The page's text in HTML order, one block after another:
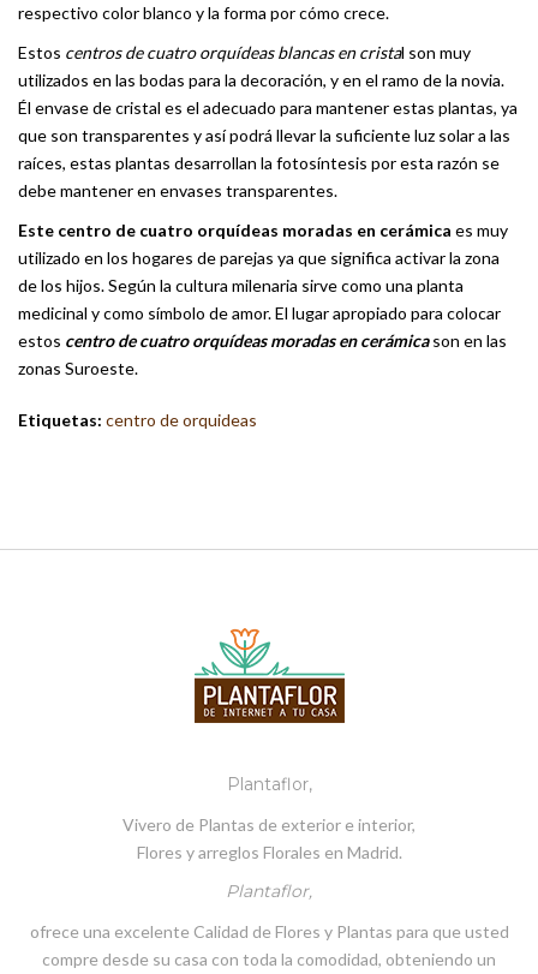
respectivo color blanco y la forma por cómo crece.
Estos centros de cuatro orquídeas blancas en cristal son muy
utilizados en las bodas para la decoración, y en el ramo de la novia.
Él envase de cristal es el adecuado para mantener estas plantas, ya
que son transparentes y así podrá llevar la suficiente luz solar a las
raíces, estas plantas desarrollan la fotosíntesis por esta razón se
debe mantener en envases transparentes.
Este centro de cuatro orquídeas moradas en cerámica es muy
utilizado en los hogares de parejas ya que significa activar la zona
de los hijos. Según la cultura milenaria sirve como una planta
medicinal y como símbolo de amor. El lugar apropiado para colocar
estos centro de cuatro orquídeas moradas en cerámicason en las
zonas Suroeste.
Etiquetas: centro de orquideas
Plantaflor,
Vivero de Plantas de exterior e interior,
Flores y arreglos Florales en Madrid.
Plantaflor,
ofrece una excelente Calidad de Flores y Plantas para que usted
compre desde su casa con toda la comodidad, obteniendo un